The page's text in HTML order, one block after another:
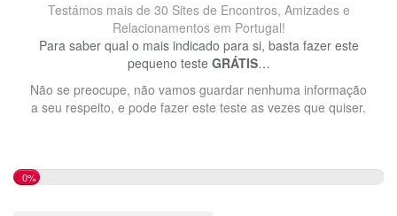
Testámos mais de 30 Sites de Encontros, Amizades e
Relacionamentos em Portugal!
Para saber qual o mais indicado para si, basta fazer este
pequeno teste GRÁTIS…
Não se preocupe, não vamos guardar nenhuma informação
a seu respeito, e pode fazer este teste as vezes que quiser.
0%